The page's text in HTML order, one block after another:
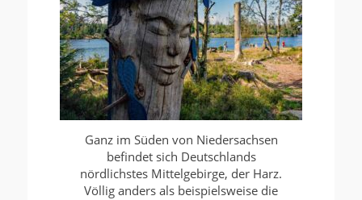
Ganz im Süden von Niedersachsen
befindet sich Deutschlands
nördlichstes Mittelgebirge, der Harz.
Völlig anders als beispielsweise die